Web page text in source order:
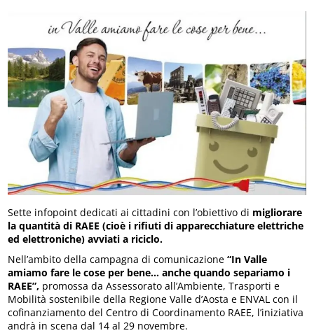
Sette infopoint dedicati ai cittadini con l’obiettivo di migliorare
la quantità di RAEE (cioè i rifiuti di apparecchiature elettriche
ed elettroniche) avviati a riciclo.
Nell’ambito della campagna di comunicazione“In Valle
amiamo fare le cose per bene… anche quando separiamo i
RAEE”, promossa da Assessorato all’Ambiente, Trasporti e
Mobilità sostenibile della Regione Valle d’Aosta e ENVAL con il
cofinanziamento del Centro di Coordinamento RAEE, l’iniziativa
andrà in scena dal 14 al 29 novembre.